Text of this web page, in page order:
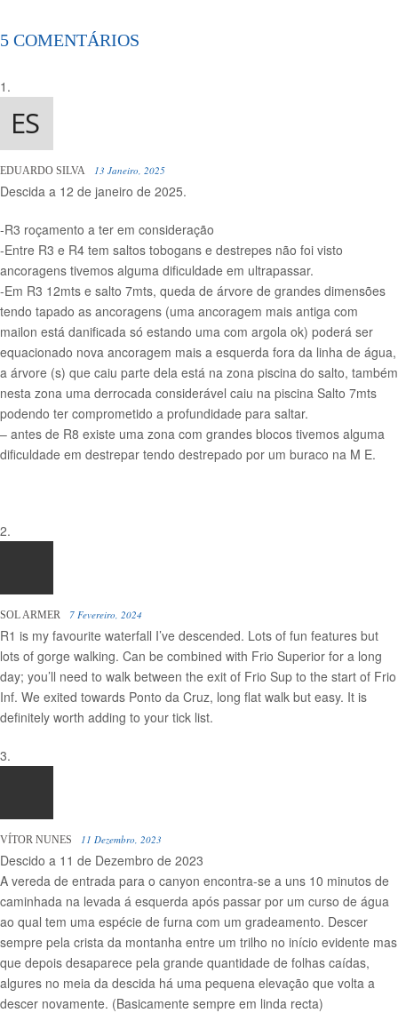
5 COMENTÁRIOS
EDUARDO SILVA 13 Janeiro, 2025
Descida a 12 de janeiro de 2025.
-R3 roçamento a ter em consideração
-Entre R3 e R4 tem saltos tobogans e destrepes não foi visto
ancoragens tivemos alguma dificuldade em ultrapassar.
-Em R3 12mts e salto 7mts, queda de árvore de grandes dimensões
tendo tapado as ancoragens (uma ancoragem mais antiga com
mailon está danificada só estando uma com argola ok) poderá ser
equacionado nova ancoragem mais a esquerda fora da linha de água,
a árvore (s) que caiu parte dela está na zona piscina do salto, também
nesta zona uma derrocada considerável caiu na piscina Salto 7mts
podendo ter comprometido a profundidade para saltar.
– antes de R8 existe uma zona com grandes blocos tivemos alguma
dificuldade em destrepar tendo destrepado por um buraco na M E.
SOL ARMER 7 Fevereiro, 2024
R1 is my favourite waterfall I’ve descended. Lots of fun features but
lots of gorge walking. Can be combined with Frio Superior for a long
day; you’ll need to walk between the exit of Frio Sup to the start of Frio
Inf. We exited towards Ponto da Cruz, long flat walk but easy. It is
definitely worth adding to your tick list.
VÍTOR NUNES 11 Dezembro, 2023
Descido a 11 de Dezembro de 2023
A vereda de entrada para o canyon encontra-se a uns 10 minutos de
caminhada na levada á esquerda após passar por um curso de água
ao qual tem uma espécie de furna com um gradeamento. Descer
sempre pela crista da montanha entre um trilho no início evidente mas
que depois desaparece pela grande quantidade de folhas caídas,
algures no meia da descida há uma pequena elevação que volta a
descer novamente. (Basicamente sempre em linda recta)